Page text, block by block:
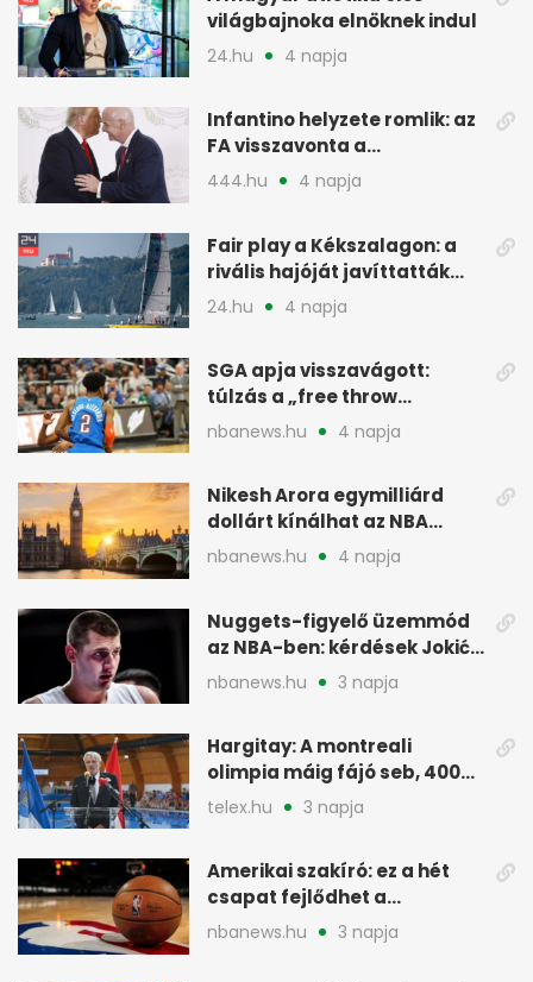
világbajnoka elnöknek indul
24.hu 4 napja
Infantino helyzete romlik: az
FA visszavonta a
támogatását, jöhet a
444.hu 4 napja
Fair play a Kékszalagon: a
rivális hajóját javíttatták
meg
24.hu 4 napja
SGA apja visszavágott:
túlzás a „free throw
merchant” címke?
nbanews.hu 4 napja
Nikesh Arora egymilliárd
dollárt kínálhat az NBA
Europe londoni csapatáért
nbanews.hu 4 napja
Nuggets-figyelő üzemmód
az NBA-ben: kérdések Jokić
jövőjéről
nbanews.hu 3 napja
Hargitay: A montreali
olimpia máig fájó seb, 400
vegyesen 4. lett
telex.hu 3 napja
Amerikai szakíró: ez a hét
csapat fejlődhet a
legtöbbet az NBA-ben
nbanews.hu 3 napja